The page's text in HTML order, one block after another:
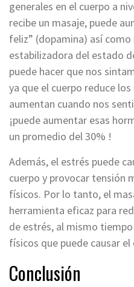
generales en el cuerpo a
recibe un masaje, puede
feliz” (dopamina) así
estabilizadora del estado
puede hacer que nos
ya que el cuerpo reduce
aumentan cuando nos
¡puede aumentar esas
un promedio del 30% !
Además, el estrés puede
cuerpo y provocar tensión
físicos. Por lo tanto, el
herramienta eficaz para
de estrés, al mismo
físicos que puede causar el
Conclusión